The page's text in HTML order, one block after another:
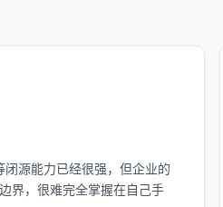
闭源能力已经很强，但企业的
界，很难完全掌握在自己手